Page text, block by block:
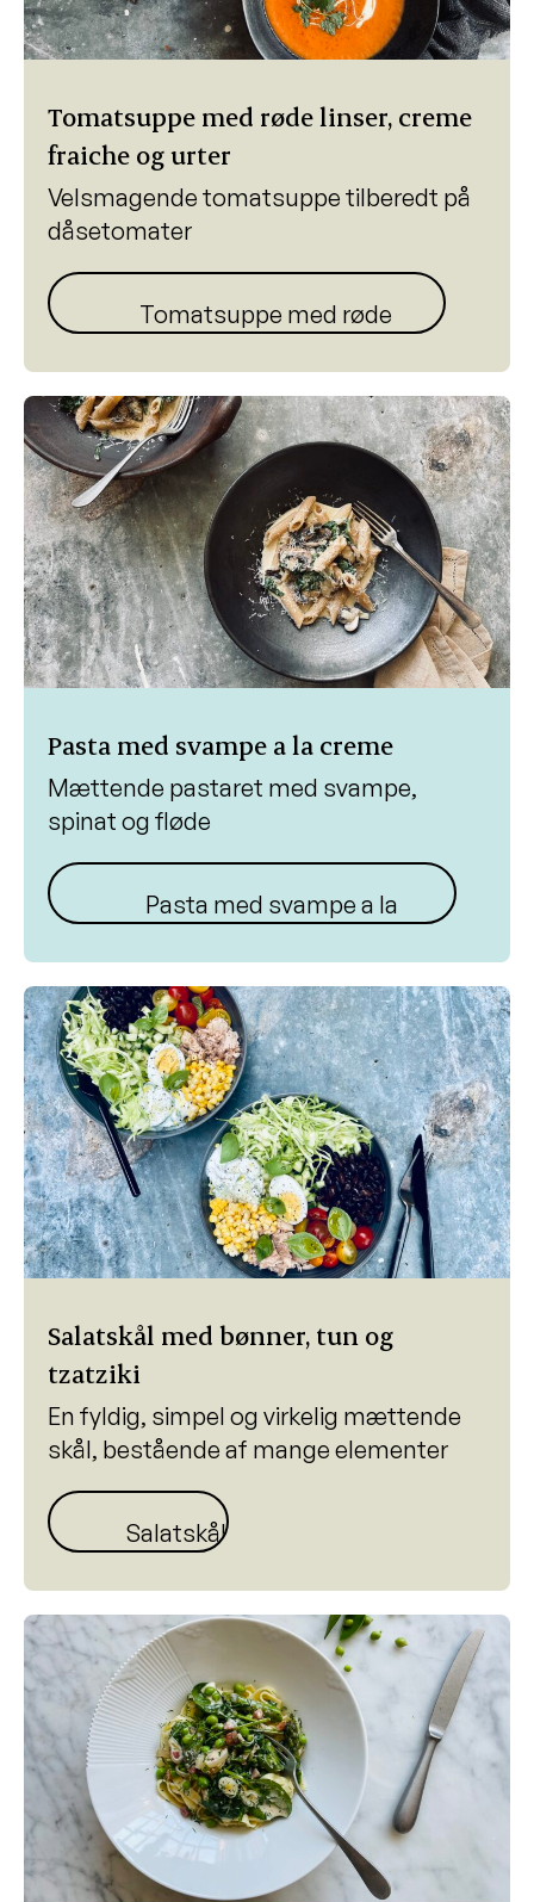
Tomatsuppe med røde linser, creme
fraiche og urter
Velsmagende tomatsuppe tilberedt på
dåsetomater
Tomatsuppe med røde linser
Pasta med svampe a la creme
Mættende pastaret med svampe,
spinat og fløde
Pasta med svampe a la creme
Salatskål med bønner, tun og
tzatziki
En fyldig, simpel og virkelig mættende
skål, bestående af mange elementer
Salatskål